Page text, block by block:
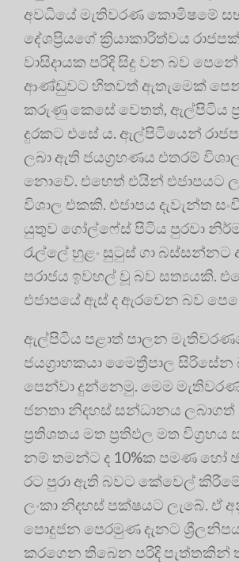
අවධියේ මැතිවරණ කොමිෂමේ
දේශප්‍රියගේ ක්‍රියාකාරිත්වය
වාසිදායක පරිදි සිදු වන බව
ආණ්ඩුවට හිතවත් ඇතැමෙක්
කරුණු කෙසේ වෙතත්, ඇල්පිටිය
දුරකට එසේ ය. ඇල්පිටියෙන්
ලබා ඇති ජයග්‍රහණය එතරම්
නොවේ. එහෙත් එයින් එජාපයට
විශාල එකකි. එජාපය දැවැන්ත
යුතුව ගෝල්ෆේස් පිටිය පුරවා
රැල්ලේ හුළං සුටුස් ගා
පරාජය ඉවහල් වූ බව සත්‍යයකි.
එජාපයේ ඇස් ද ඇරවෙන බව
ඇල්පිටිය පළාත් පාලන
ජයග්‍රාහකයා මෛත්‍රීපාල සිරිසේන
පෙන්වා දුන්නෙමු. මෙම
ජනතා නිදහස් සන්ධානය ලබාගත්
ප්‍රතිශතය මත ප්‍රතිඵල මත
නම් තමන්ට ද 10%ක පමණ හෝ
රට පුරා ඇති බවට කේවෙල් කිරීමේ
ලංකා නිදහස් පක්ෂයට ලැබේ. ඒ
පොදුජන පෙරමුණ දැනට
කරගෙන තිබෙන පරිදි පැත්තකින්